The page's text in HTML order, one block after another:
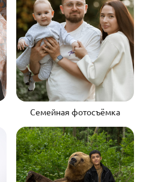
Семейная фотосъёмка